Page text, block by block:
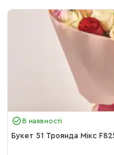
В наявності
Букет 51 Троянда Мікс